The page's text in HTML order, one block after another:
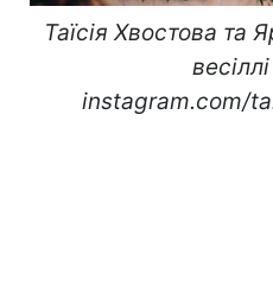
Таїсія Хвостова та
instagram.com/